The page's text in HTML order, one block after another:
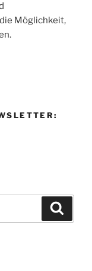
Möglichkeit,